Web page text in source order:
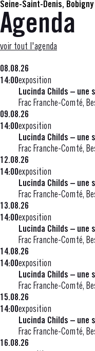
Seine-Saint-Denis, Bobigny
Agenda
voir tout l'agenda
08.08.26
14:00exposition
Lucinda Childs – une
Frac Franche-Comté,
09.08.26
14:00exposition
Lucinda Childs – une
Frac Franche-Comté,
12.08.26
14:00exposition
Lucinda Childs – une
Frac Franche-Comté,
13.08.26
14:00exposition
Lucinda Childs – une
Frac Franche-Comté,
14.08.26
14:00exposition
Lucinda Childs – une
Frac Franche-Comté,
15.08.26
14:00exposition
Lucinda Childs – une
Frac Franche-Comté,
16.08.26